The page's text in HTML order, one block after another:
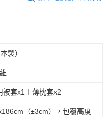
製）
被套x1＋薄枕套x2
（±3cm），包覆高度